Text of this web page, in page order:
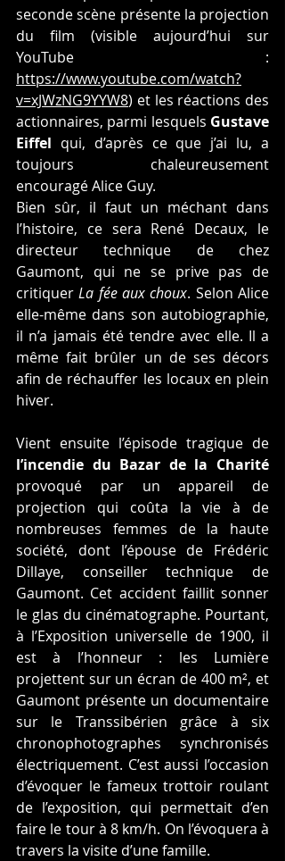
seconde scène présente la projection
du film (visible aujourd’hui sur
https://www.youtube.com/watch?
v=xJWzNG9YYW8) et les réactions des
actionnaires, parmi lesquels Gustave
Eiffel qui, d’après ce que j’ai lu, a
toujours chaleureusement
encouragé Alice Guy.
Bien sûr, il faut un méchant dans
l’histoire, ce sera René Decaux, le
directeur technique de chez
Gaumont, qui ne se prive pas de
critiquer La fée aux choux. Selon Alice
elle-même dans son autobiographie,
il n’a jamais été tendre avec elle. Il a
même fait brûler un de ses décors
afin de réchauffer les locaux en plein
hiver.
l’incendie du Bazar de la Charité
provoqué par un appareil de
projection qui coûta la vie à de
nombreuses femmes de la haute
société, dont l’épouse de Frédéric
Dillaye, conseiller technique de
Gaumont. Cet accident faillit sonner
le glas du cinématographe. Pourtant,
à l’Exposition universelle de 1900, il
est à l’honneur : les Lumière
projettent sur un écran de 400 m², et
Gaumont présente un documentaire
sur le Transsibérien grâce à six
chronophotographes synchronisés
électriquement. C’est aussi l’occasion
d’évoquer le fameux trottoir roulant
de l’exposition, qui permettait d’en
faire le tour à 8 km/h. On l’évoquera à
travers la visite d’une famille.